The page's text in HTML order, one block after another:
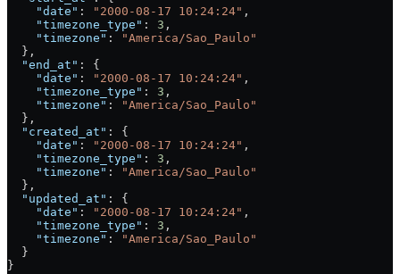
    "date"
: "2000-08-17 10:24:24" ,
    "timezone_type"
: 3 ,
    "timezone"
:
"America/Sao_Paulo"
  },
  "end_at"
: {
    "date"
: "2000-08-17 10:24:24" ,
    "timezone_type"
: 3 ,
    "timezone"
:
"America/Sao_Paulo"
  },
  "created_at"
: {
    "date"
: "2000-08-17 10:24:24" ,
    "timezone_type"
: 3 ,
    "timezone"
:
"America/Sao_Paulo"
  },
  "updated_at"
: {
    "date"
: "2000-08-17 10:24:24" ,
    "timezone_type"
: 3 ,
    "timezone"
:
"America/Sao_Paulo"
  }
}